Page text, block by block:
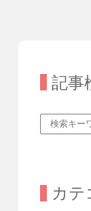
記事
カテ